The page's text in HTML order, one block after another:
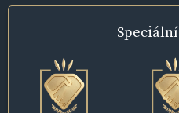
Speciální